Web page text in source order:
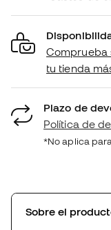
Comprueba
tu tienda
Plazo de
Política de
*No aplica
Sobre el